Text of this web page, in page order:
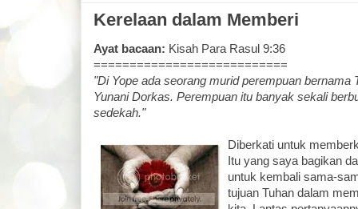
Kerelaan dalam Memberi
Ayat bacaan: Kisah Para Rasul 9:36
===========================
"Di Yope ada seorang murid perempuan bernama
Yunani Dorkas. Perempuan itu banyak sekali
sedekah."
Diberkati untuk
Itu yang saya bagikan
untuk kembali sama-
tujuan Tuhan dalam